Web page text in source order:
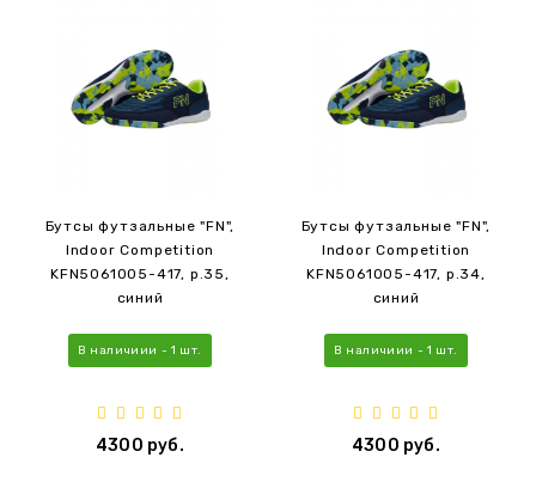
Бутсы футзальные "FN",
Indoor Competition
KFN5061005-417, р.35,
синий
В наличиии - 1 шт.
4300 руб.
Бутсы футзальные "FN",
Indoor Competition
KFN5061005-417, р.34,
синий
В наличиии - 1 шт.
4300 руб.